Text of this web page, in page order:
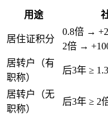
用途
居住证积分
0.8倍 →
2倍 →
居转户（有
职称）
后3年 ≥
居转户（无
职称）
后3年 ≥ 2